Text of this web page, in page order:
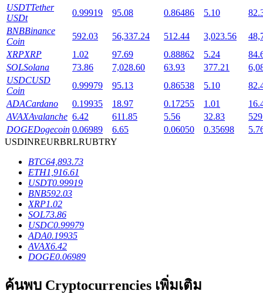
เงินกู้
บริการยืมเงินที่ได้รับการสนับสนุนจาก Crypto
ลงทุนอัตโนมัติ
คว้าผลกำไรระยะยาวและผลประโยชน์ที่ยืดหยุ่น
USDTTether
USDt
0.99919 95.08 0.86486 5.10
BNBBinance
Coin
592.03 56,337.24 512.44 3,023.56
XRPXRP 1.02 97.69 0.88862 5.24
SOLSolana 73.86 7,028.60 63.93 377.21
USDCUSD
Coin
0.99979 95.13 0.86538 5.10
ADACardano 0.19935 18.97 0.17255 1.01
AVAXAvalanche 6.42 611.85 5.56 32.83
DOGEDogecoin 0.06989 6.65 0.06050 0.35698
USDINREURBRLRUBTRY
BTC64,893.73
ETH1,916.61
USDT0.99919
BNB592.03
XRP1.02
SOL73.86
USDC0.99979
ADA0.19935
AVAX6.42
DOGE0.06989
ค้นพบ Cryptocurrencies เพิ่มเติม